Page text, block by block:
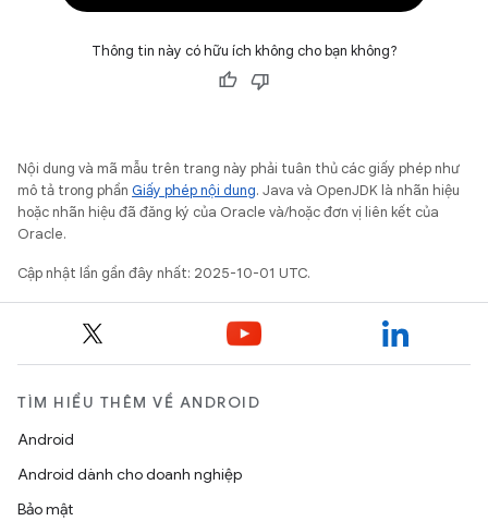
Thông tin này có hữu ích không cho bạn không?
Nội dung và mã mẫu trên trang này phải tuân thủ các giấy phép như
mô tả trong phần Giấy phép nội dung. Java và OpenJDK là nhãn hiệu
hoặc nhãn hiệu đã đăng ký của Oracle và/hoặc đơn vị liên kết của
Oracle.
Cập nhật lần gần đây nhất: 2025-10-01 UTC.
TÌM HIỂU THÊM VỀ ANDROID
Android
Android dành cho doanh nghiệp
Bảo mật